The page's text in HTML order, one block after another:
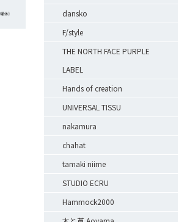
dansko
F/style
THE NORTH FACE PURPLE
LABEL
Hands of creation
UNIVERSAL TISSU
nakamura
chahat
tamaki niime
STUDIO ECRU
Hammock2000